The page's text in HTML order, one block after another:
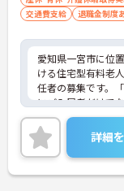
交通費支給
退職金制度
愛知県一宮市に位
ける住宅型有料老
任者の募集です。
にご入居者だけで
る環境づくりを目指
ご利用者一人ひと
ていただける方を
任者の経験がなく
ゃいます。
詳細